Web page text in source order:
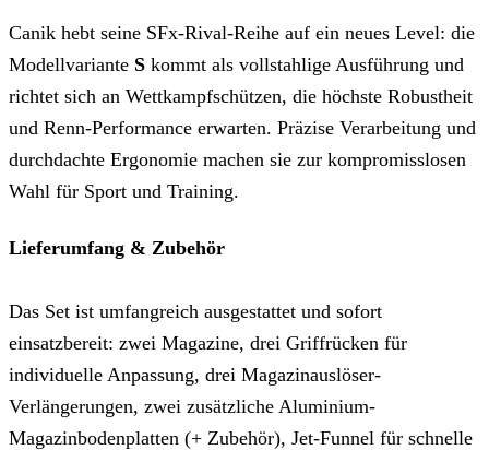
Canik hebt seine SFx-Rival-Reihe auf ein neues Level: die
Modellvariante S kommt als vollstahlige Ausführung und
richtet sich an Wettkampfschützen, die höchste Robustheit
und Renn-Performance erwarten. Präzise Verarbeitung und
durchdachte Ergonomie machen sie zur kompromisslosen
Wahl für Sport und Training.
Lieferumfang & Zubehör
Das Set ist umfangreich ausgestattet und sofort
einsatzbereit: zwei Magazine, drei Griffrücken für
individuelle Anpassung, drei Magazinauslöser-
Verlängerungen, zwei zusätzliche Aluminium-
Magazinbodenplatten (+ Zubehör), Jet-Funnel für schnelle